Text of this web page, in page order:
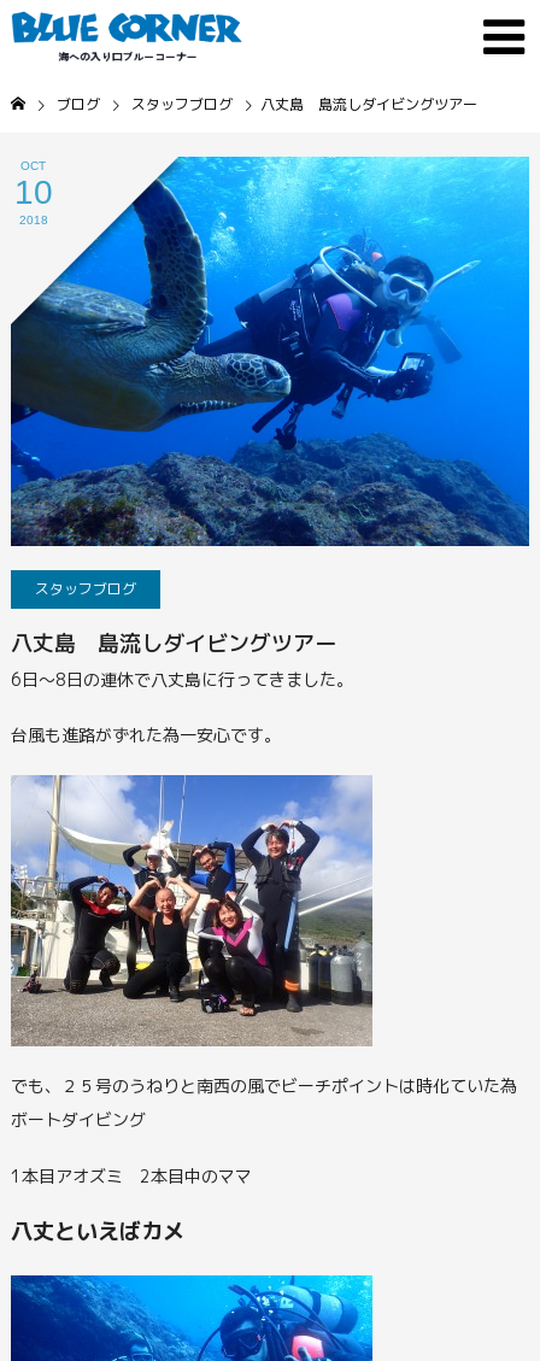
ブログ スタッフブログ 八丈島 島流しダイビングツアー
OCT
10
2018
スタッフブログ
八丈島 島流しダイビングツアー
6日～8日の連休で八丈島に行ってきました。
台風も進路がずれた為一安心です。
でも、２５号のうねりと南西の風でビーチポイントは時化ていた為
ボートダイビング
1本目アオズミ 2本目中のママ
八丈といえばカメ